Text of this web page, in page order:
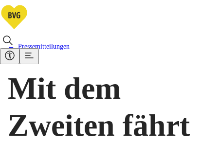
Pressemitteilungen
Mit dem
Zweiten fährt